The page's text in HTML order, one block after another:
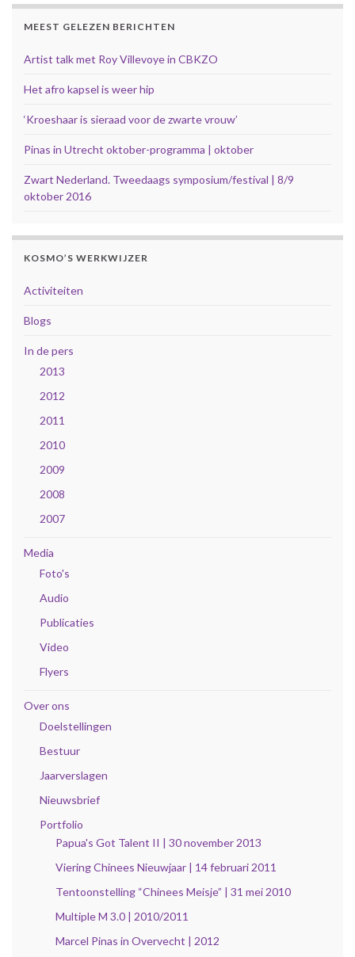
MEEST GELEZEN BERICHTEN
Artist talk met Roy Villevoye in CBKZO
Het afro kapsel is weer hip
‘Kroeshaar is sieraad voor de zwarte vrouw’
Pinas in Utrecht oktober-programma | oktober
Zwart Nederland. Tweedaags symposium/festival | 8/9
oktober 2016
KOSMO’S WERKWIJZER
Activiteiten
Blogs
In de pers
2013
2012
2011
2010
2009
2008
2007
Media
Foto's
Audio
Publicaties
Video
Flyers
Over ons
Doelstellingen
Bestuur
Jaarverslagen
Nieuwsbrief
Portfolio
Papua's Got Talent II | 30 november 2013
Viering Chinees Nieuwjaar | 14 februari 2011
Tentoonstelling “Chinees Meisje” | 31 mei 2010
Multiple M 3.0 | 2010/2011
Marcel Pinas in Overvecht | 2012